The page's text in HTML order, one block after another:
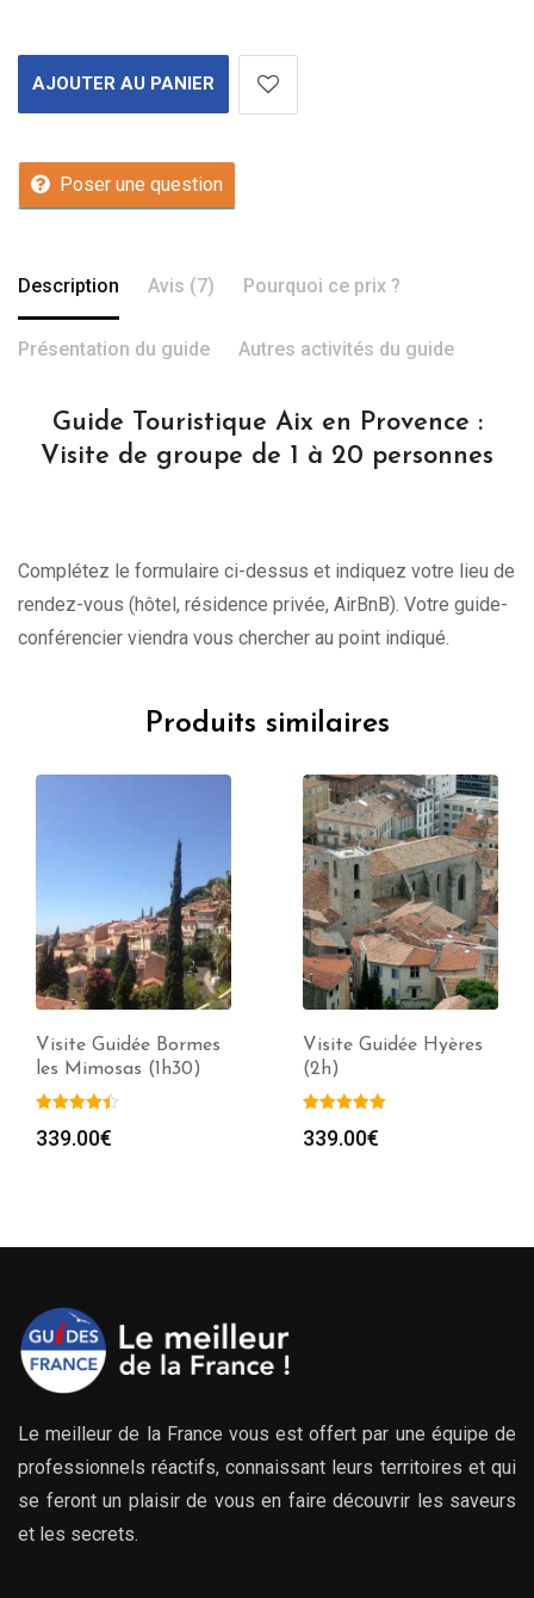
AJOUTER AU PANIER
Poser une question
Description Avis (7) Pourquoi ce prix ?
Présentation du guide Autres activités du guide
Guide Touristique Aix en Provence :
Visite de groupe de 1 à 20 personnes
Complétez le formulaire ci-dessus et indiquez votre lieu de
rendez-vous (hôtel, résidence privée, AirBnB). Votre guide-
conférencier viendra vous chercher au point indiqué.
Produits similaires
Visite Guidée Bormes
les Mimosas (1h30)
339.00€
Visite Guidée Hyères
(2h)
339.00€
Le meilleur de la France vous est offert par une équipe de
professionnels réactifs, connaissant leurs territoires et qui
se feront un plaisir de vous en faire découvrir les saveurs
et les secrets.